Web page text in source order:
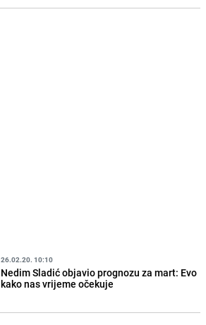
26.02.20. 10:10
Nedim Sladić objavio prognozu za mart: Evo
kako nas vrijeme očekuje